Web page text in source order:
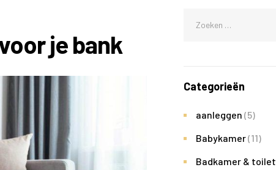
je bank
Categorieën
aanleggen (5)
Babykamer(11)
Badkamer & toilet